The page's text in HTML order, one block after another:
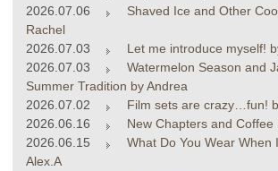
2026.07.06
Shaved Ice and Other
Rachel
2026.07.03
Let me introduce myself!
2026.07.03
Watermelon Season and
Summer Tradition by Andrea
2026.07.02
Film sets are crazy…fun!
2026.06.16
New Chapters and Coffee
2026.06.15
What Do You Wear When
Alex.A